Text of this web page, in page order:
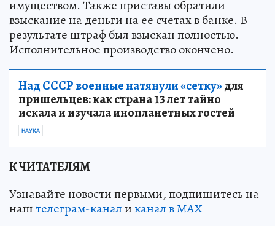
имуществом. Также приставы обратили
взыскание на деньги на ее счетах в банке. В
результате штраф был взыскан полностью.
Исполнительное производство окончено.
Над СССР военные натянули «сетку»для
пришельцев: как страна 13 лет тайно
искала и изучала инопланетных гостей
НАУКА
К ЧИТАТЕЛЯМ
Узнавайте новости первыми, подпишитесь на
наштелеграм-каналиканал в МАХ